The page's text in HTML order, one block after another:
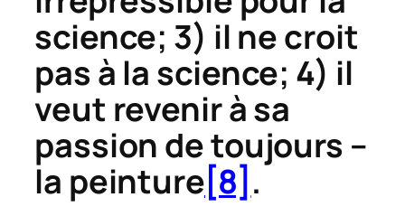
science; 3) il ne croit
pas à la science; 4) il
veut revenir à sa
passion de toujours –
la peinture[8] .